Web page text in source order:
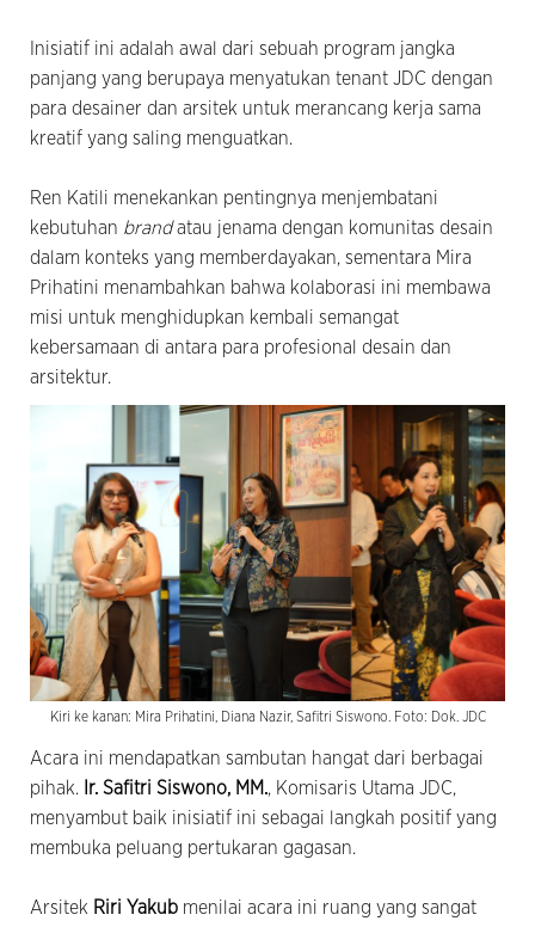
Inisiatif ini adalah awal dari sebuah program jangka
panjang yang berupaya menyatukan tenant JDC dengan
para desainer dan arsitek untuk merancang kerja sama
kreatif yang saling menguatkan.
Ren Katili menekankan pentingnya menjembatani
kebutuhan brandatau jenama dengan komunitas desain
dalam konteks yang memberdayakan, sementara Mira
Prihatini menambahkan bahwa kolaborasi ini membawa
misi untuk menghidupkan kembali semangat
kebersamaan di antara para profesional desain dan
arsitektur.
Kiri ke kanan: Mira Prihatini, Diana Nazir, Safitri Siswono. Foto: Dok. JDC
Acara ini mendapatkan sambutan hangat dari berbagai
pihak. Ir. Safitri Siswono, MM., Komisaris Utama JDC,
menyambut baik inisiatif ini sebagai langkah positif yang
membuka peluang pertukaran gagasan.
Arsitek Riri Yakub menilai acara ini ruang yang sangat